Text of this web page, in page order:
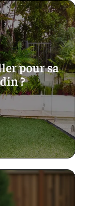
pour sa
?